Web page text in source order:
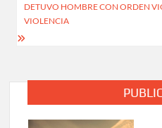
DETUVO HOMBRE CON ORDEN
VIOLENCIA